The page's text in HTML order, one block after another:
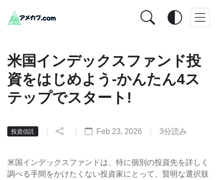
米国インデックスファンド投
資をはじめよう-かんたん4ス
テップでスタート!
投資信託 Feb 23, 2026 3分読み
米国インデックスファンドは、特に個別の投資先を詳しく
調べる手間をかけたくない投資家にとって、賢明な選択肢